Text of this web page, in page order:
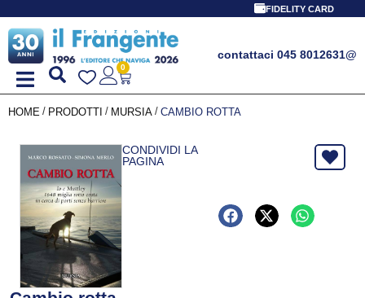
FIDELITY CARD
contattaci 045 8012631@
0
HOME / PRODOTTI / MURSIA / CAMBIO ROTTA
CONDIVIDI LA
PAGINA